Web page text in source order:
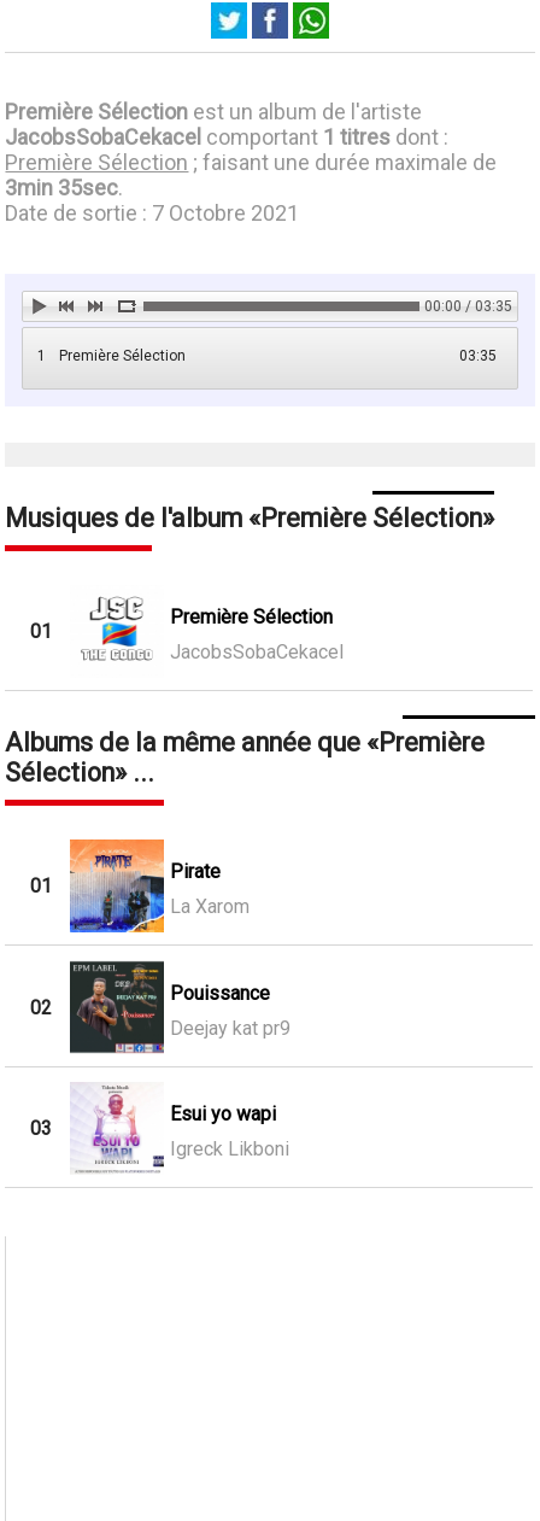
Première Sélection est un album de l'artiste
JacobsSobaCekacel comportant 1 titres dont :
Première Sélection ; faisant une durée maximale de
3min 35sec.
Date de sortie : 7 Octobre 2021
00:00 / 03:35
1 03:35
Première Sélection
Musiques de l'album Première Sélection
01
Première Sélection
JacobsSobaCekacel
Albums de la même année que
Première
Sélection ...
01
Pirate
La Xarom
02
Pouissance
Deejay kat pr9
03
Esui yo wapi
Igreck Likboni